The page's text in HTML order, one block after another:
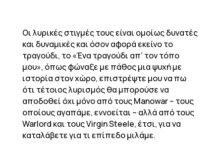
Οι λυρικές στιγμές τους είναι ομοίως δυνατές
και δυναμικές και όσον αφορά εκείνο το
τραγούδι, το «Ένα τραγούδι απ’ τον τόπο
μου», όπως φώναξε με πάθος μια ψυχή με
ιστορία στον χώρο, επιστρέψτε μου να πω
ότι τέτοιος λυρισμός θα μπορούσε να
αποδοθεί όχι μόνο από τους Manowar – τους
οποίους αγαπάμε, εννοείται – αλλά από τους
Warlord και τους Virgin Steele, έτσι, για να
καταλάβετε για τι επίπεδο μιλάμε.